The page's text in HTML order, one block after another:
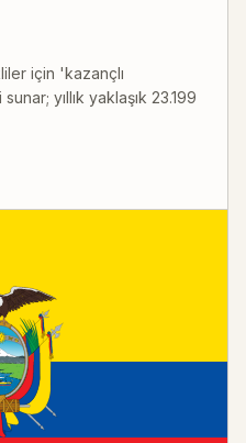
için 'kazançlı
yıllık yaklaşık 23.199